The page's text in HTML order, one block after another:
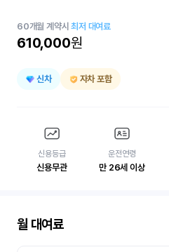
60개월 계약시최저 대여료
610,000원
신차 자차 포함
신용등급
신용무관
운전연령
만 26세 이상
월 대여료